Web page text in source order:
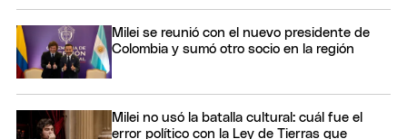
Milei se reunió con el nuevo presidente de
Colombia y sumó otro socio en la región
Milei no usó la batalla cultural: cuál fue el
error político con la Ley de Tierras que